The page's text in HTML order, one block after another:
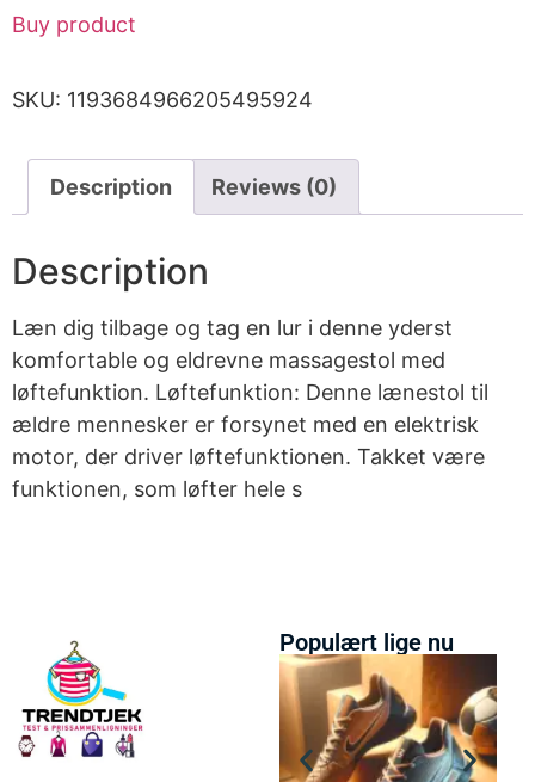
Buy product
SKU: 1193684966205495924
Description Reviews (0)
Description
Læn dig tilbage og tag en lur i denne yderst
komfortable og eldrevne massagestol med
løftefunktion. Løftefunktion: Denne lænestol til
ældre mennesker er forsynet med en elektrisk
motor, der driver løftefunktionen. Takket være
funktionen, som løfter hele s
Populært lige nu